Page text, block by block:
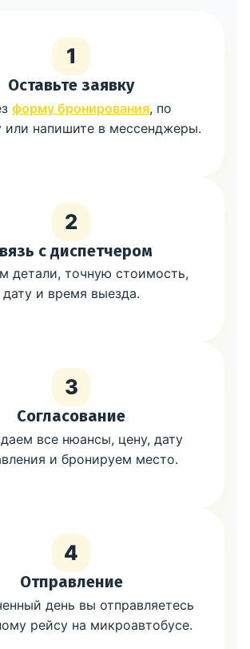
1
Оставьте заявку
форму бронирования, по
или напишите в мессенджеры.
2
с диспетчером
детали, точную стоимость,
дату и время выезда.
3
Согласование
все нюансы, цену, дату
и бронируем место.
4
Отправление
день вы отправляетесь
рейсу на микроавтобусе.